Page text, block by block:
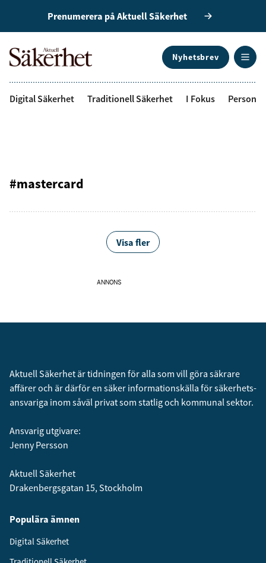
Prenumerera på Aktuell Säkerhet
Nyhetsbrev
Digital Säkerhet Traditionell Säkerhet I Fokus
#mastercard
Visa fler
ANNONS
Aktuell Säkerhet är tidningen för alla som vill göra säkrare
affärer och är därför en säker informationskälla för säkerhets­
ansvariga inom såväl privat som statlig och kommunal sektor.
Ansvarig utgivare:
Jenny Persson
Aktuell Säkerhet
Drakenbergsgatan 15, Stockholm
Populära ämnen
Digital Säkerhet